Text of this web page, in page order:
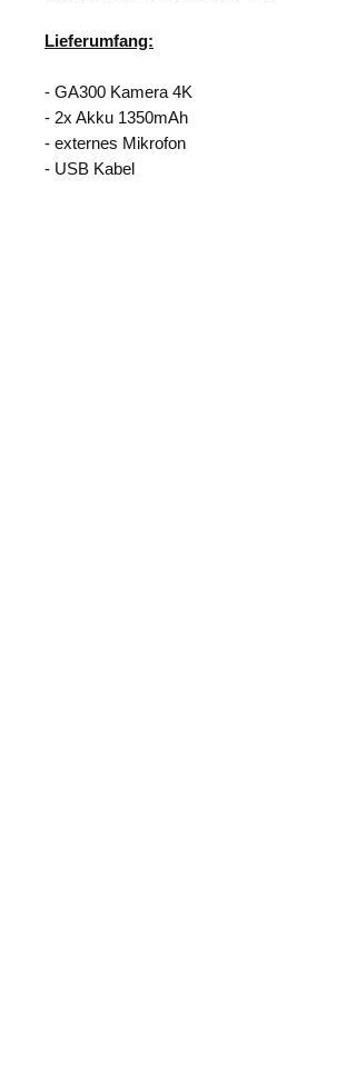
Lieferumfang:
- GA300 Kamera 4K
- 2x Akku 1350mAh
- externes Mikrofon
- USB Kabel